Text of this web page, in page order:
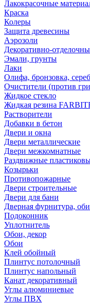
Лакокрасочные
Краска
Колеры
Защита древесины
Аэрозоли
Декоративно-
Эмали, грунты
Лаки
Олифа, бронзовка,
Очистители (против
Жидкое стекло
Жидкая резина
Растворители
Добавки в бетон
Двери и окна
Двери металлические
Двери межкомнатные
Раздвижные
Козырьки
Противопожарные
Двери строительные
Двери для бани
Дверная фурнитура,
Подоконник
Уплотнитель
Обои, декор
Обои
Клей обойный
Плинтус потолочный
Плинтус напольный
Канат декоративный
Углы алюминиевые
Углы ПВХ